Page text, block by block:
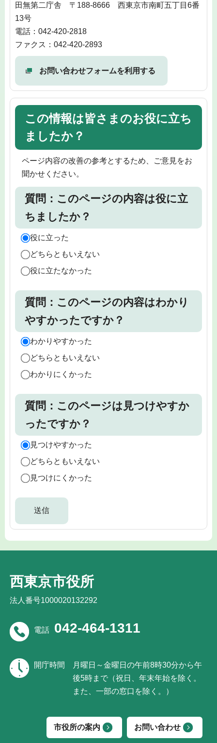
田無第二庁舎 〒188-8666 西東京市南町五丁目6番
13号
電話：042-420-2818
ファクス：042-420-2893
お問い合わせフォームを利用する
この情報は皆さまのお役に立ち
ましたか？
ページ内容の改善の参考とするため、ご意見をお
聞かせください。
質問：このページの内容は役に立
ちましたか？
役に立った
どちらともいえない
役に立たなかった
質問：このページの内容はわかり
やすかったですか？
わかりやすかった
どちらともいえない
わかりにくかった
質問：このページは見つけやすか
ったですか？
見つけやすかった
どちらともいえない
見つけにくかった
西東京市役所
法人番号1000020132292
電話 042-464-1311
開庁時間
月曜日～金曜日の午前8時30分から午
後5時まで（祝日、年末年始を除く。
また、一部の窓口を除く。）
市役所の案内 お問い合わせ